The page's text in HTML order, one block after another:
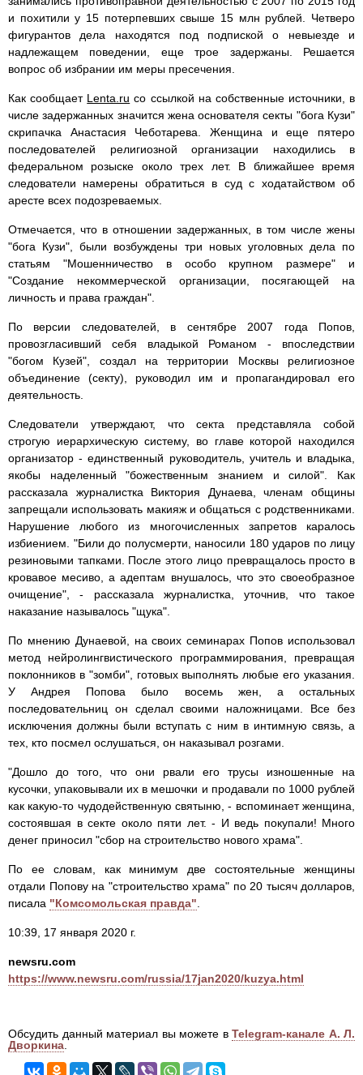
и похитили у 15 потерпевших свыше 15 млн рублей. Четверо
фигурантов дела находятся под подпиской о невыезде и
надлежащем поведении, еще трое задержаны. Решается
вопрос об избрании им меры пресечения.
Как сообщает Lenta.ru со ссылкой на собственные источники, в
числе задержанных значится жена основателя секты "бога Кузи"
скрипачка Анастасия Чеботарева. Женщина и еще пятеро
последователей религиозной организации находились в
федеральном розыске около трех лет. В ближайшее время
следователи намерены обратиться в суд с ходатайством об
аресте всех подозреваемых.
Отмечается, что в отношении задержанных, в том числе жены
"бога Кузи", были возбуждены три новых уголовных дела по
статьям "Мошенничество в особо крупном размере" и
"Создание некоммерческой организации, посягающей на
личность и права граждан".
По версии следователей, в сентябре 2007 года Попов,
провозгласивший себя владыкой Романом - впоследствии
"богом Кузей", создал на территории Москвы религиозное
объединение (секту), руководил им и пропагандировал его
деятельность.
Следователи утверждают, что секта представляла собой
строгую иерархическую систему, во главе которой находился
организатор - единственный руководитель, учитель и владыка,
якобы наделенный "божественным знанием и силой". Как
рассказала журналистка Виктория Дунаева, членам общины
запрещали использовать макияж и общаться с родственниками.
Нарушение любого из многочисленных запретов каралось
избиением. "Били до полусмерти, наносили 180 ударов по лицу
резиновыми тапками. После этого лицо превращалось просто в
кровавое месиво, а адептам внушалось, что это своеобразное
очищение", - рассказала журналистка, уточнив, что такое
наказание называлось "щука".
По мнению Дунаевой, на своих семинарах Попов использовал
метод нейролингвистического программирования, превращая
поклонников в "зомби", готовых выполнять любые его указания.
У Андрея Попова было восемь жен, а остальных
последовательниц он сделал своими наложницами. Все без
исключения должны были вступать с ним в интимную связь, а
тех, кто посмел ослушаться, он наказывал розгами.
"Дошло до того, что они рвали его трусы изношенные на
кусочки, упаковывали их в мешочки и продавали по 1000 рублей
как какую-то чудодейственную святыню, - вспоминает женщина,
состоявшая в секте около пяти лет. - И ведь покупали! Много
денег приносил "сбор на строительство нового храма".
По ее словам, как минимум две состоятельные женщины
отдали Попову на "строительство храма" по 20 тысяч долларов,
писала "Комсомольская правда"
10:39, 17 января 2020 г.
newsru.com
https://www.newsru.com/russia/17jan2020/kuzya.html
Обсудить данный материал вы можете в Telegram-канале А. Л.
Дворкина